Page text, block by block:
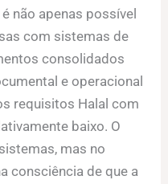
não apenas possível
com sistemas de
consolidados
e operacional
requisitos Halal com
baixo. O
mas no
consciência de que a